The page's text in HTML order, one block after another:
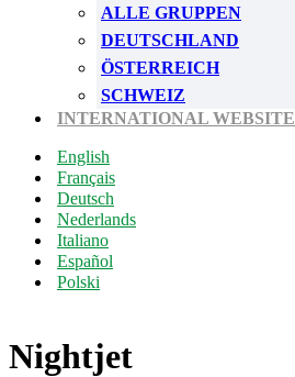
ALLE GRUPPEN
DEUTSCHLAND
ÖSTERREICH
SCHWEIZ
INTERNATIONAL WEBSITE
English
Français
Deutsch
Nederlands
Italiano
Español
Polski
Nightjet